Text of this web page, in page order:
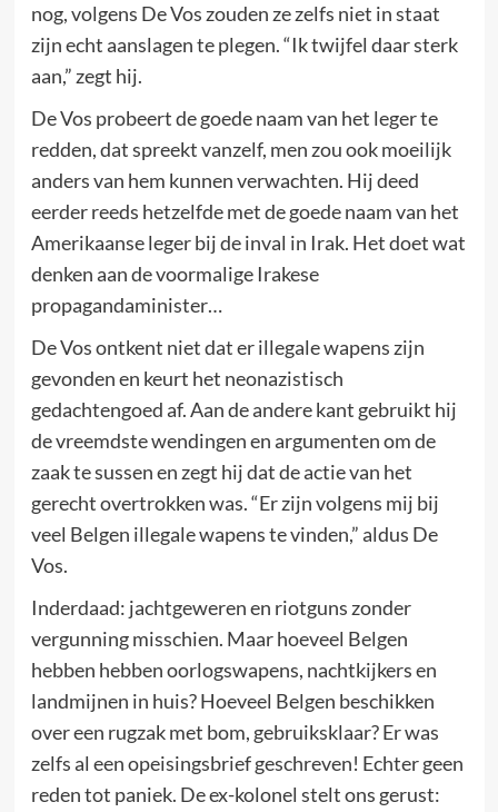
nog, volgens De Vos zouden ze zelfs niet in staat
zijn echt aanslagen te plegen. “Ik twijfel daar sterk
aan,” zegt hij.
De Vos probeert de goede naam van het leger te
redden, dat spreekt vanzelf, men zou ook moeilijk
anders van hem kunnen verwachten. Hij deed
eerder reeds hetzelfde met de goede naam van het
Amerikaanse leger bij de inval in Irak. Het doet wat
denken aan de voormalige Irakese
propagandaminister…
De Vos ontkent niet dat er illegale wapens zijn
gevonden en keurt het neonazistisch
gedachtengoed af. Aan de andere kant gebruikt hij
de vreemdste wendingen en argumenten om de
zaak te sussen en zegt hij dat de actie van het
gerecht overtrokken was. “Er zijn volgens mij bij
veel Belgen illegale wapens te vinden,” aldus De
Vos.
Inderdaad: jachtgeweren en riotguns zonder
vergunning misschien. Maar hoeveel Belgen
hebben hebben oorlogswapens, nachtkijkers en
landmijnen in huis? Hoeveel Belgen beschikken
over een rugzak met bom, gebruiksklaar? Er was
zelfs al een opeisingsbrief geschreven! Echter geen
reden tot paniek. De ex-kolonel stelt ons gerust: